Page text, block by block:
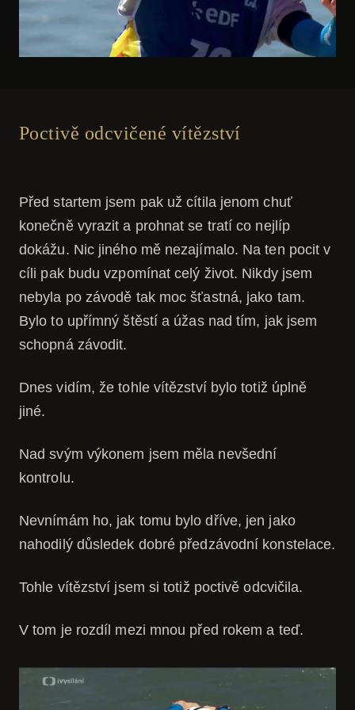
Poctivě odcvičené vítězství
Před startem jsem pak už cítila jenom chuť
konečně vyrazit a prohnat se tratí co nejlíp
dokážu. Nic jiného mě nezajímalo. Na ten pocit v
cíli pak budu vzpomínat celý život. Nikdy jsem
nebyla po závodě tak moc šťastná, jako tam.
Bylo to upřímný štěstí a úžas nad tím, jak jsem
schopná závodit.
Dnes vidím, že tohle vítězství bylo totiž úplně
jiné.
Nad svým výkonem jsem měla nevšední
kontrolu.
Nevnímám ho, jak tomu bylo dříve, jen jako
nahodilý důsledek dobré předzávodní konstelace.
Tohle vítězství jsem si totiž poctivě odcvičila.
V tom je rozdíl mezi mnou před rokem a teď.